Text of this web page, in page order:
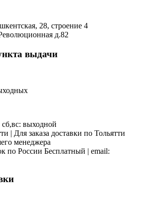
28, строение 4
д.82
выдачи
выходной
| Для заказа доставки по Тольятти
менеджера
по России Бесплатный | email: